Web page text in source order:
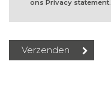
ons Privacy statement.